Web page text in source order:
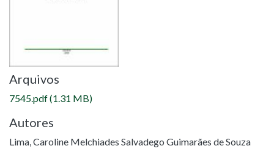
Arquivos
7545.pdf(1.31 MB)
Autores
Lima, Caroline Melchiades Salvadego Guimarães de Souza